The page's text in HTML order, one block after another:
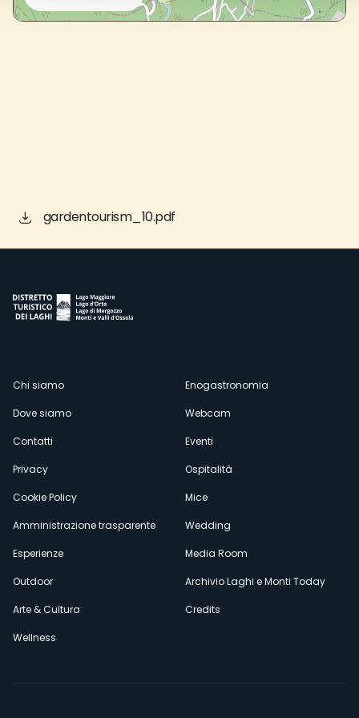
gardentourism_10.pdf
Menù
secondario
Chi siamo
Dove siamo
Contatti
Privacy
Cookie Policy
Amministrazione trasparente
Esperienze
Outdoor
Arte & Cultura
Wellness
Enogastronomia
Webcam
Eventi
Ospitalità
Mice
Wedding
Media Room
Archivio Laghi e Monti Today
Credits